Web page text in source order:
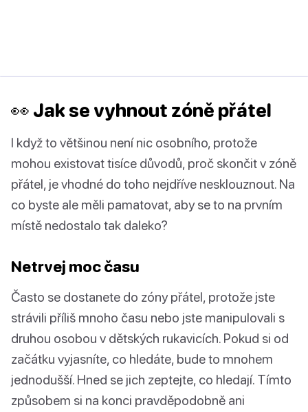
👀 Jak se vyhnout zóně přátel
I když to většinou není nic osobního, protože
mohou existovat tisíce důvodů, proč skončit v zóně
přátel, je vhodné do toho nejdříve nesklouznout. Na
co byste ale měli pamatovat, aby se to na prvním
místě nedostalo tak daleko?
Netrvej moc času
Často se dostanete do zóny přátel, protože jste
strávili příliš mnoho času nebo jste manipulovali s
druhou osobou v dětských rukavicích. Pokud si od
začátku vyjasníte, co hledáte, bude to mnohem
jednodušší. Hned se jich zeptejte, co hledají. Tímto
způsobem si na konci pravděpodobně ani